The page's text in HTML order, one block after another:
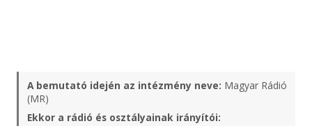
A bemutató idején az intézmény neve: Magyar Rádió
(MR)
Ekkor a rádió és osztályainak irányítói: